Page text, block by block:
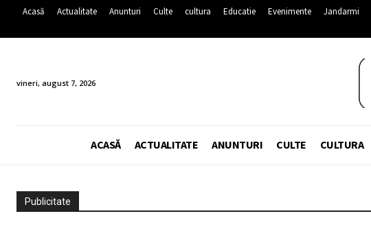
Acasă Actualitate Anunturi Culte cultura Educatie Evenimente Jandarmi
vineri, august 7, 2026
ACASĂ ACTUALITATE ANUNTURI CULTE CULTURA
Publicitate